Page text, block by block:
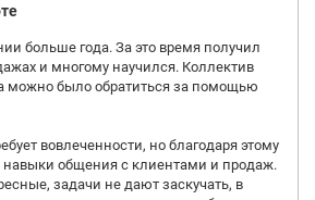
больше года. За это время получил
и многому научился. Коллектив
можно было обратиться за помощью
вовлеченности, но благодаря этому
навыки общения с клиентами и продаж.
задачи не дают заскучать, в